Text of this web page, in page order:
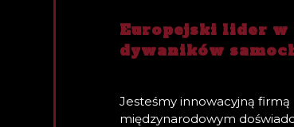
Europejski lider w
dywaników
Jesteśmy innowacyjną
międzynarodowym